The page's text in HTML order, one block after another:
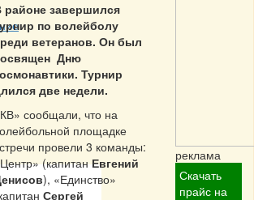
районе завершился
по волейболу
ветеранов. Он был
Дню
Турнир
две недели.
сообщали, что на
площадке
провели 3 команды:
(капитанЕвгений
), «Единство»
Сергей
реклама
Скачать
прайс на